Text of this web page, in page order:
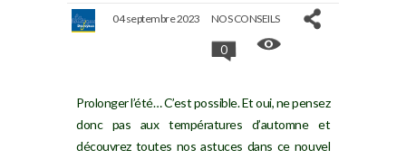
04 septembre 2023 NOS CONSEILS
0
Prolonger l’été… C’est possible. Et oui, ne pensez
donc pas aux températures d’automne et
découvrez toutes nos astuces dans ce nouvel